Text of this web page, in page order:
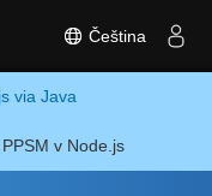
Čeština
via Java
v Node.js